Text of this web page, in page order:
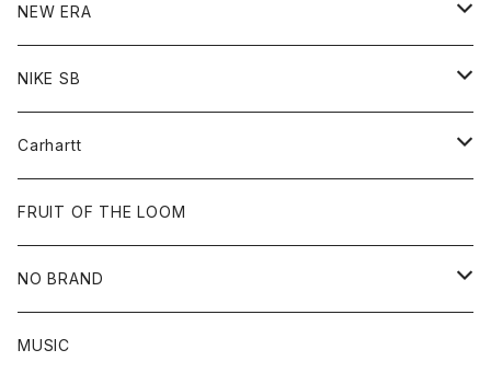
Hoodie
Bottoms
Tops
Goods
Hoodie
Cap
Goods
Sweat
Goods
NEW ERA
All
Cap
NIKE SB
All
Beanie
Cap
Carhartt
All
Tee
FRUIT OF THE LOOM
NO BRAND
All
MUSIC